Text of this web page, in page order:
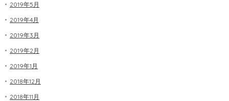
2019年5月
2019年4月
2019年3月
2019年2月
2019年1月
2018年12月
2018年11月